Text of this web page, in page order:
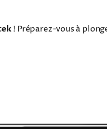
! Préparez-vous à